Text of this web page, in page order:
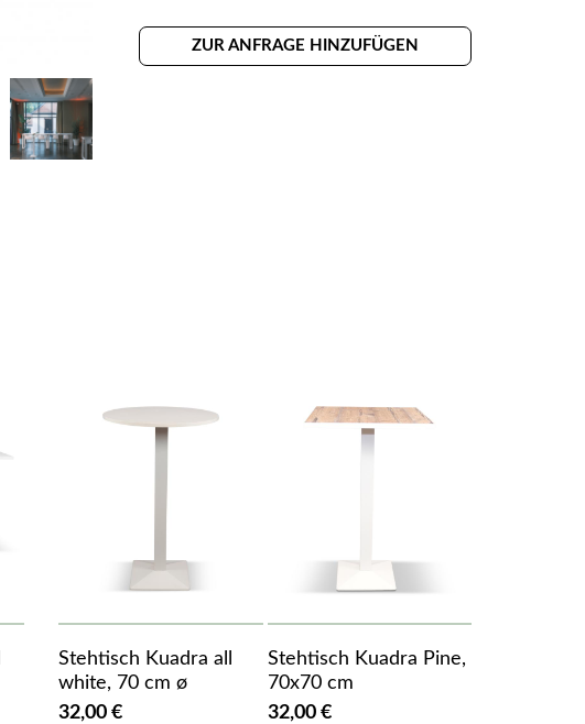
ZUR ANFRAGE HINZUFÜGEN
Stehtisch Kuadra all
white, 70 cm ø
32,00 €
Stehtisch Kuadra Pine,
70x70 cm
32,00 €